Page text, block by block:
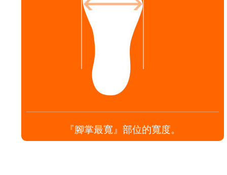
『腳掌最寬』部位的寬度。